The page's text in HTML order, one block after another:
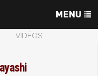
VIDÉOS